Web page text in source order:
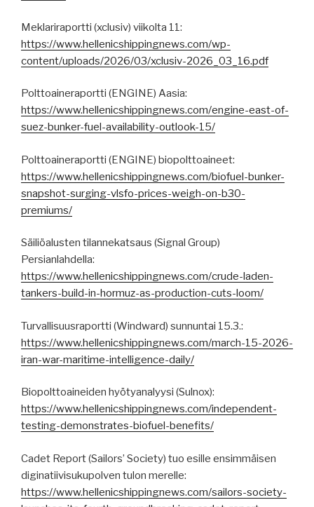
Meklariraportti (xclusiv) viikolta 11:
https://www.hellenicshippingnews.com/wp-
content/uploads/2026/03/xclusiv-2026_03_16.pdf
Polttoaineraportti (ENGINE) Aasia:
https://www.hellenicshippingnews.com/engine-east-of-
suez-bunker-fuel-availability-outlook-15/
Polttoaineraportti (ENGINE) biopolttoaineet:
https://www.hellenicshippingnews.com/biofuel-bunker-
snapshot-surging-vlsfo-prices-weigh-on-b30-
premiums/
Säiliöalusten tilannekatsaus (Signal Group)
Persianlahdella:
https://www.hellenicshippingnews.com/crude-laden-
tankers-build-in-hormuz-as-production-cuts-loom/
Turvallisuusraportti (Windward) sunnuntai 15.3.:
https://www.hellenicshippingnews.com/march-15-2026-
iran-war-maritime-intelligence-daily/
Biopolttoaineiden hyötyanalyysi (Sulnox):
https://www.hellenicshippingnews.com/independent-
testing-demonstrates-biofuel-benefits/
Cadet Report (Sailors’ Society) tuo esille ensimmäisen
diginatiivisukupolven tulon merelle:
https://www.hellenicshippingnews.com/sailors-society-